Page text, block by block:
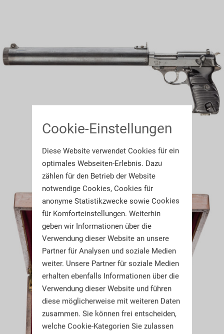
Cookie-Einstellungen
Diese Website verwendet Cookies für ein
optimales Webseiten-Erlebnis. Dazu
zählen für den Betrieb der Website
notwendige Cookies, Cookies für
anonyme Statistikzwecke sowie Cookies
für Komforteinstellungen. Weiterhin
geben wir Informationen über die
Verwendung dieser Website an unsere
Partner für Analysen und soziale Medien
weiter. Unsere Partner für soziale Medien
erhalten ebenfalls Informationen über die
Verwendung dieser Website und führen
diese möglicherweise mit weiteren Daten
zusammen. Sie können frei entscheiden,
welche Cookie-Kategorien Sie zulassen